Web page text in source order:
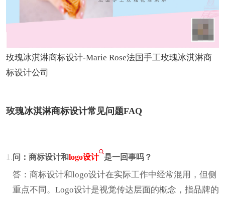
玫瑰冰淇淋商标设计-Marie Rose法国手工玫瑰冰淇淋商
标设计公司
玫瑰冰淇淋商标设计常见问题FAQ
1.问：商标设计和logo设计 是一回事吗？
答：商标设计和logo设计在实际工作中经常混用，但侧
重点不同。Logo设计是视觉传达层面的概念，指品牌的